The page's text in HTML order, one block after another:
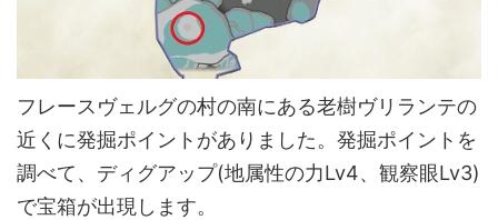
フレースヴェルグの村の南にある老樹ヴリランテの
近くに発掘ポイントがありました。発掘ポイントを
調べて、ディグアップ(地属性の力Lv4、観察眼Lv3)
で宝箱が出現します。